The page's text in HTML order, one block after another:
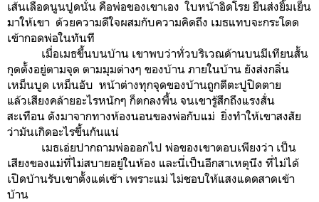
เส้นเลือดนูนปูดนั่น คือพ่อของเขาเอง ใบหน้าอิดโรย ยืนส่งยิ้มเย็น
มาให้เขา ด้วยความดีใจผสมกับความคิดถึง เมธแทบจะกระโดด
เข้ากอดพ่อในทันที
เมื่อเมธขึ้นบนบ้าน เขาพบว่าทั่วบริเวณด้านบนมีเทียนสั้น
กุดตั้งอยู่ตามจุด ตามมุมต่างๆ ของบ้าน ภายในบ้าน ยังส่งกลิ่น
เหม็นบูด เหม็นอับ หน้าต่างทุกจุดของบ้านถูกตีตะปูปิดตาย
แล้วเสียงคล้ายอะไรหนักๆ ก็ตกลงพื้น จนเขารู้สึกถึงแรงสั่น
สะเทือน ดังมาจากทางห้องนอนของพ่อกับแม่ ยิ่งทำให้เขาสงสัย
ว่ามันเกิดอะไรขึ้นกันแน่
เมธเอ่ยปากถามพ่อออกไป พ่อของเขาตอบเพียงว่า เป็น
เสียงของแม่ที่ไม่สบายอยู่ในห้อง และนี่เป็นอีกสาเหตุนึง ที่ไม่ได้
เปิดบ้านรับเขาตั้งแต่เช้า เพราะแม่ ไม่ชอบให้แสงแดดสาดเข้า
บ้าน